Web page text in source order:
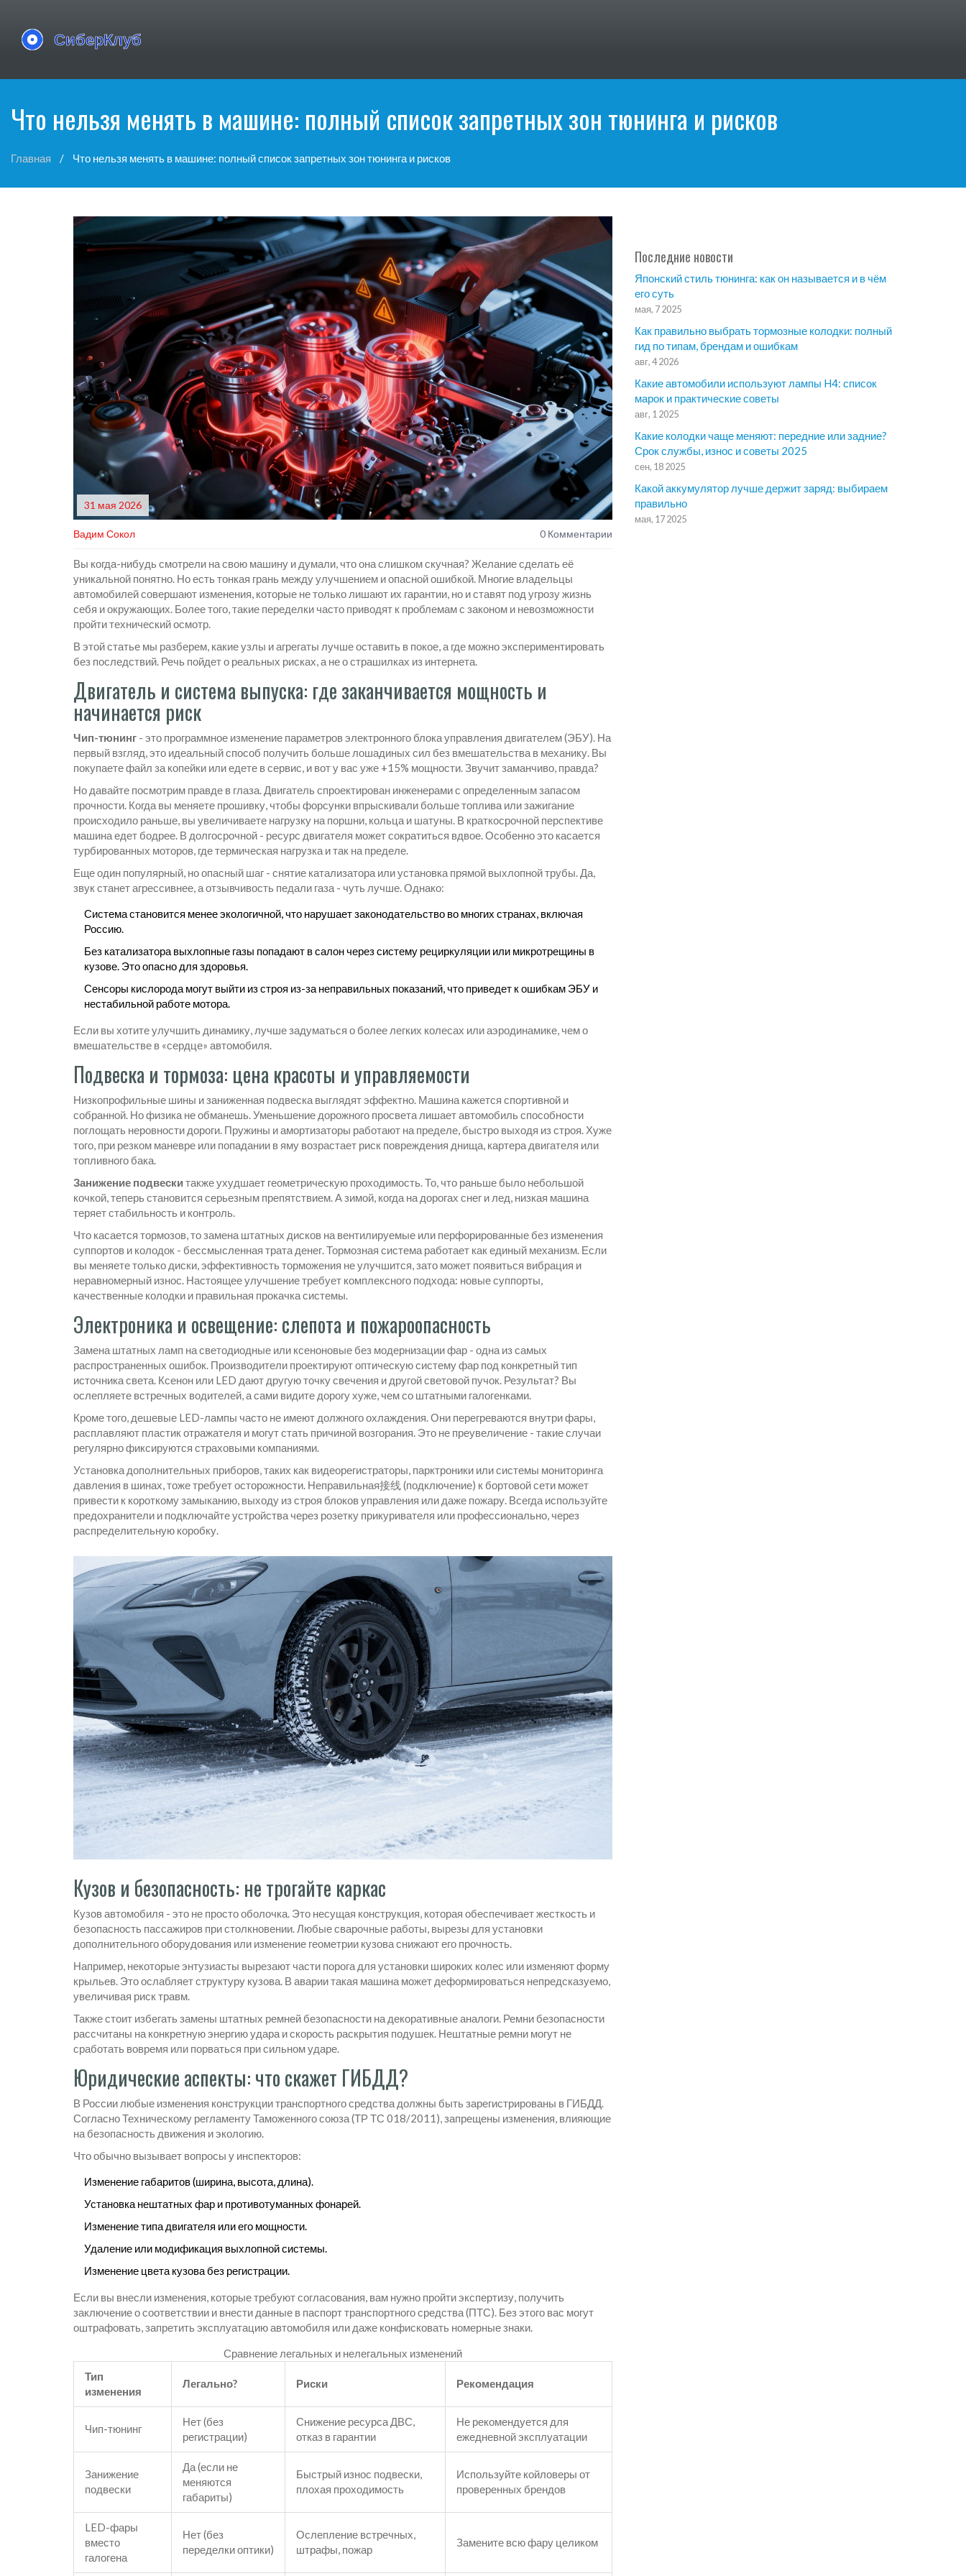
Что нельзя менять в машине: полный список запретных зон тюнинга и рисков
Главная Что нельзя менять в машине: полный список запретных зон тюнинга и рисков
31 мая 2026
Вадим Сокол 0 Комментарии
Вы когда-нибудь смотрели на свою машину и думали, что она слишком скучная? Желание сделать её
уникальной понятно. Но есть тонкая грань между улучшением и опасной ошибкой. Многие владельцы
автомобилей совершают изменения, которые не только лишают их гарантии, но и ставят под угрозу жизнь
себя и окружающих. Более того, такие переделки часто приводят к проблемам с законом и невозможности
пройти технический осмотр.
В этой статье мы разберем, какие узлы и агрегаты лучше оставить в покое, а где можно экспериментировать
без последствий. Речь пойдет о реальных рисках, а не о страшилках из интернета.
Двигатель и система выпуска: где заканчивается мощность и
начинается риск
Чип-тюнинг - это программное изменение параметров электронного блока управления двигателем (ЭБУ). На
первый взгляд, это идеальный способ получить больше лошадиных сил без вмешательства в механику. Вы
покупаете файл за копейки или едете в сервис, и вот у вас уже +15% мощности. Звучит заманчиво, правда?
Но давайте посмотрим правде в глаза. Двигатель спроектирован инженерами с определенным запасом
прочности. Когда вы меняете прошивку, чтобы форсунки впрыскивали больше топлива или зажигание
происходило раньше, вы увеличиваете нагрузку на поршни, кольца и шатуны. В краткосрочной перспективе
машина едет бодрее. В долгосрочной - ресурс двигателя может сократиться вдвое. Особенно это касается
турбированных моторов, где термическая нагрузка и так на пределе.
Еще один популярный, но опасный шаг - снятие катализатора или установка прямой выхлопной трубы. Да,
звук станет агрессивнее, а отзывчивость педали газа - чуть лучше. Однако:
Система становится менее экологичной, что нарушает законодательство во многих странах, включая
Россию.
Без катализатора выхлопные газы попадают в салон через систему рециркуляции или микротрещины в
кузове. Это опасно для здоровья.
Сенсоры кислорода могут выйти из строя из-за неправильных показаний, что приведет к ошибкам ЭБУ и
нестабильной работе мотора.
Если вы хотите улучшить динамику, лучше задуматься о более легких колесах или аэродинамике, чем о
вмешательстве в «сердце» автомобиля.
Подвеска и тормоза: цена красоты и управляемости
Низкопрофильные шины и заниженная подвеска выглядят эффектно. Машина кажется спортивной и
собранной. Но физика не обманешь. Уменьшение дорожного просвета лишает автомобиль способности
поглощать неровности дороги. Пружины и амортизаторы работают на пределе, быстро выходя из строя. Хуже
того, при резком маневре или попадании в яму возрастает риск повреждения днища, картера двигателя или
топливного бака.
Занижение подвескитакже ухудшает геометрическую проходимость. То, что раньше было небольшой
кочкой, теперь становится серьезным препятствием. А зимой, когда на дорогах снег и лед, низкая машина
теряет стабильность и контроль.
Что касается тормозов, то замена штатных дисков на вентилируемые или перфорированные без изменения
суппортов и колодок - бессмысленная трата денег. Тормозная система работает как единый механизм. Если
вы меняете только диски, эффективность торможения не улучшится, зато может появиться вибрация и
неравномерный износ. Настоящее улучшение требует комплексного подхода: новые суппорты,
качественные колодки и правильная прокачка системы.
Электроника и освещение: слепота и пожароопасность
Замена штатных ламп на светодиодные или ксеноновые без модернизации фар - одна из самых
распространенных ошибок. Производители проектируют оптическую систему фар под конкретный тип
источника света. Ксенон или LED дают другую точку свечения и другой световой пучок. Результат? Вы
ослепляете встречных водителей, а сами видите дорогу хуже, чем со штатными галогенками.
Кроме того, дешевые LED-лампы часто не имеют должного охлаждения. Они перегреваются внутри фары,
расплавляют пластик отражателя и могут стать причиной возгорания. Это не преувеличение - такие случаи
регулярно фиксируются страховыми компаниями.
Установка дополнительных приборов, таких как видеорегистраторы, парктроники или системы мониторинга
давления в шинах, тоже требует осторожности. Неправильная接线 (подключение) к бортовой сети может
привести к короткому замыканию, выходу из строя блоков управления или даже пожару. Всегда используйте
предохранители и подключайте устройства через розетку прикуривателя или профессионально, через
распределительную коробку.
Кузов и безопасность: не трогайте каркас
Кузов автомобиля - это не просто оболочка. Это несущая конструкция, которая обеспечивает жесткость и
безопасность пассажиров при столкновении. Любые сварочные работы, вырезы для установки
дополнительного оборудования или изменение геометрии кузова снижают его прочность.
Например, некоторые энтузиасты вырезают части порога для установки широких колес или изменяют форму
крыльев. Это ослабляет структуру кузова. В аварии такая машина может деформироваться непредсказуемо,
увеличивая риск травм.
Также стоит избегать замены штатных ремней безопасности на декоративные аналоги. Ремни безопасности
рассчитаны на конкретную энергию удара и скорость раскрытия подушек. Нештатные ремни могут не
сработать вовремя или порваться при сильном ударе.
Юридические аспекты: что скажет ГИБДД?
В России любые изменения конструкции транспортного средства должны быть зарегистрированы в ГИБДД.
Согласно Техническому регламенту Таможенного союза (ТР ТС 018/2011), запрещены изменения, влияющие
на безопасность движения и экологию.
Что обычно вызывает вопросы у инспекторов:
Изменение габаритов (ширина, высота, длина).
Установка нештатных фар и противотуманных фонарей.
Изменение типа двигателя или его мощности.
Удаление или модификация выхлопной системы.
Изменение цвета кузова без регистрации.
Если вы внесли изменения, которые требуют согласования, вам нужно пройти экспертизу, получить
заключение о соответствии и внести данные в паспорт транспортного средства (ПТС). Без этого вас могут
оштрафовать, запретить эксплуатацию автомобиля или даже конфисковать номерные знаки.
Сравнение легальных и нелегальных изменений
Тип
изменения
Легально? Риски Рекомендация
Чип-тюнинг
Нет (без
регистрации)
Снижение ресурса ДВС,
отказ в гарантии
Не рекомендуется для
ежедневной эксплуатации
Занижение
подвески
Да (если не
меняются
габариты)
Быстрый износ подвески,
плохая проходимость
Используйте койловеры от
проверенных брендов
LED-фары
вместо
галогена
Нет (без
переделки оптики)
Ослепление встречных,
штрафы, пожар
Замените всю фару целиком
Последние новости
Японский стиль тюнинга: как он называется и в чём
его суть
мая, 7 2025
Как правильно выбрать тормозные колодки: полный
гид по типам, брендам и ошибкам
авг, 4 2026
Какие автомобили используют лампы H4: список
марок и практические советы
авг, 1 2025
Какие колодки чаще меняют: передние или задние?
Срок службы, износ и советы 2025
сен, 18 2025
Какой аккумулятор лучше держит заряд: выбираем
правильно
мая, 17 2025